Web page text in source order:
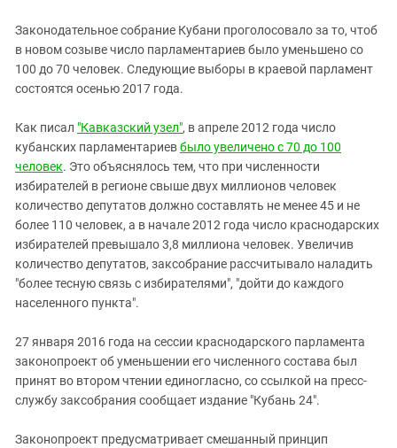
Северная Осетия - Алания
СКФО
Чечня
Южная Осетия
Южный Кавказ
ЮФО
Законодательное собрание Кубани проголосовало за то, чтоб
в новом созыве число парламентариев было уменьшено со
100 до 70 человек. Следующие выборы в краевой парламент
состоятся осенью 2017 года.
Как писал "Кавказский узел", в апреле 2012 года число
кубанских парламентариевбыло увеличено с 70 до 100
человек. Это объяснялось тем, что при численности
избирателей в регионе свыше двух миллионов человек
количество депутатов должно составлять не менее 45 и не
более 110 человек, а в начале 2012 года число краснодарских
избирателей превышало 3,8 миллиона человек. Увеличив
количество депутатов, заксобрание рассчитывало наладить
"более тесную связь с избирателями", "дойти до каждого
населенного пункта".
27 января 2016 года на сессии краснодарского парламента
законопроект об уменьшении его численного состава был
принят во втором чтении единогласно, со ссылкой на пресс-
службу заксобрания сообщает издание "Кубань 24".
Законопроект предусматривает смешанный принцип